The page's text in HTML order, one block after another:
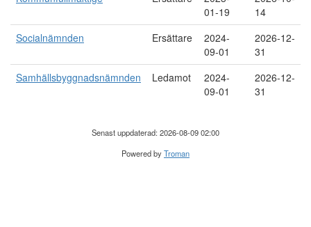
01-19
14
Socialnämnden
Ersättare
2024-
09-01
2026-12-
31
Samhällsbyggnadsnämnden
Ledamot
2024-
09-01
2026-12-
31
Senast uppdaterad: 2026-08-09 02:00
Powered byTroman